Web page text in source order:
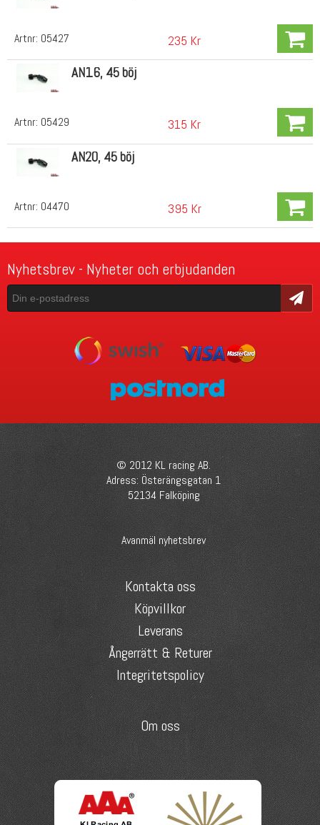
Artnr: 05427 235 Kr
Artnr: 05429
AN16, 45 böj
315 Kr
Artnr: 04470
AN20, 45 böj
395 Kr
Nyhetsbrev - Nyheter och erbjudanden
Skicka
© 2012 KL racing AB.
Adress: Österängsgatan 1
52134 Falköping
Avanmäl nyhetsbrev
Kontakta oss
Köpvillkor
Leverans
Ångerrätt & Returer
Integritetspolicy
Om oss